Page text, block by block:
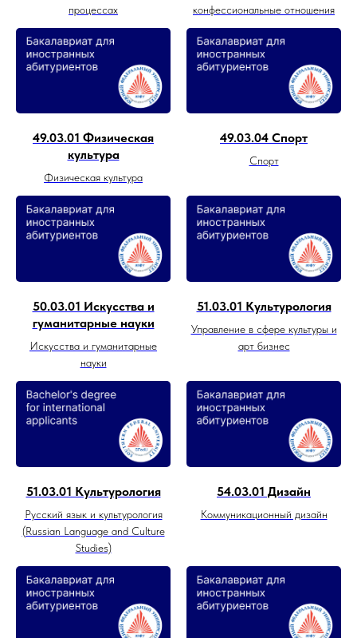
процессах
конфессиональные отношения
49.03.01 Физическая
культура
Физическая культура
49.03.04 Спорт
Спорт
50.03.01 Искусства и
гуманитарные науки
Искусства и гуманитарные
науки
51.03.01 Культурология
Управление в сфере культуры и
арт бизнес
51.03.01 Культурология
Русский язык и культурология
(Russian Language and Culture
Studies)
54.03.01 Дизайн
Коммуникационный дизайн